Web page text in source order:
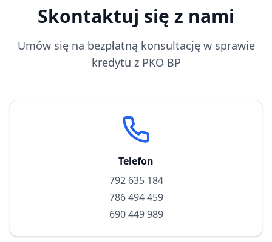
Skontaktuj się z nami
Umów się na bezpłatną konsultację w sprawie
kredytu z PKO BP
Telefon
792 635 184
786 494 459
690 449 989